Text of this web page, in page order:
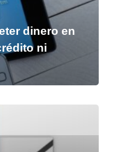
dinero en
ni